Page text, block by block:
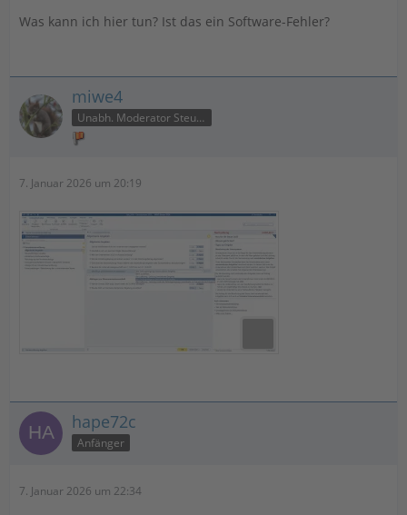
Was kann ich hier tun? Ist das ein Software-Fehler?
miwe4
Unabh. Moderator Steuer
7. Januar 2026 um 20:19
hape72c
Anfänger
7. Januar 2026 um 22:34